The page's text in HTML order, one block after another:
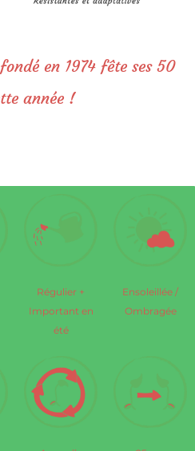
en 1974 fête ses 50
année !
Régulier +
Important en
été
Ensoleillée /
Ombragée